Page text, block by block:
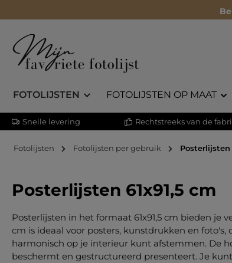
FOTOLIJSTEN FOTOLIJSTEN OP MAAT
Snelle levering Rechtstreeks van de
Fotolijsten Fotolijsten per gebruik Posterlijsten
Posterlijsten 61x91,5 cm
Posterlijsten in het formaat 61x91,5 cm bieden je
cm is ideaal voor posters, kunstdrukken en
harmonisch op je interieur kunt afstemmen. De
beschermt en gestructureerd presenteert. Je